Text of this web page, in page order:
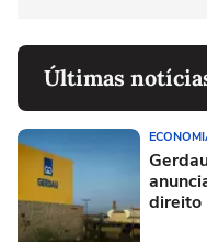
Últimas
direito